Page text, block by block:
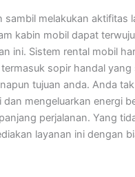
sambil melakukan aktifitas
kabin mobil dapat
ini. Sistem rental mobil
sopir handal yang
tujuan anda. Anda
mengeluarkan energi
perjalanan. Yang
layanan ini dengan